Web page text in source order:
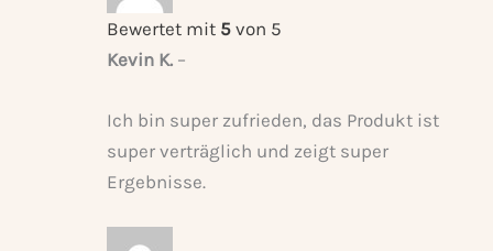
Bewertet mit 5 von 5
Kevin K. –
Ich bin super zufrieden, das Produkt ist
super verträglich und zeigt super
Ergebnisse.